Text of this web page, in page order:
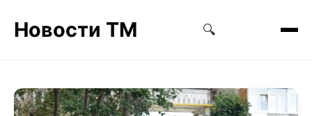
Новости ТМ 🔍